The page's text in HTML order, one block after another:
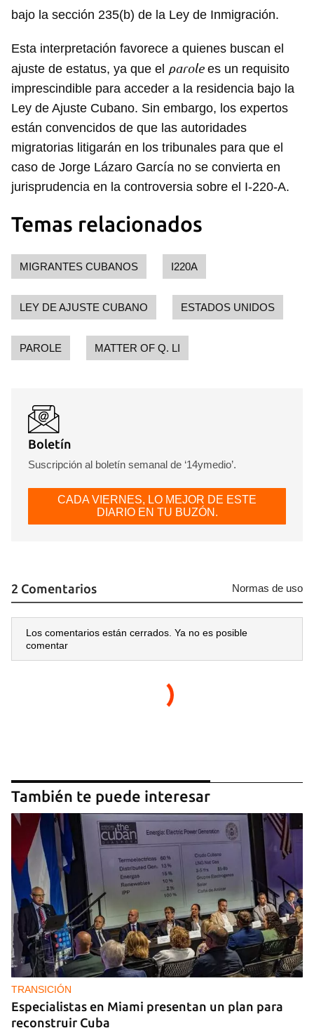
iniciar sesión con tu cuenta de 14ymedio.
INICIAR SESIÓN CANCELAR
bajo la sección 235(b) de la Ley de Inmigración.
Esta interpretación favorece a quienes buscan el
ajuste de estatus, ya que el parolees un requisito
imprescindible para acceder a la residencia bajo la
Ley de Ajuste Cubano. Sin embargo, los expertos
están convencidos de que las autoridades
migratorias litigarán en los tribunales para que el
caso de Jorge Lázaro García no se convierta en
jurisprudencia en la controversia sobre el I-220-A.
Temas relacionados
MIGRANTES CUBANOS I220A
LEY DE AJUSTE CUBANO ESTADOS UNIDOS
PAROLE MATTER OF Q. LI
Boletín
Suscripción al boletín semanal de ‘14ymedio’.
CADA VIERNES, LO MEJOR DE ESTE
DIARIO EN TU BUZÓN.
2 Comentarios Normas de uso
Los comentarios están cerrados. Ya no es posible
comentar
También te puede interesar
TRANSICIÓN
Especialistas en Miami presentan un plan para
reconstruir Cuba